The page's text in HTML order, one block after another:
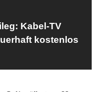
Kabel-TV
kostenlos